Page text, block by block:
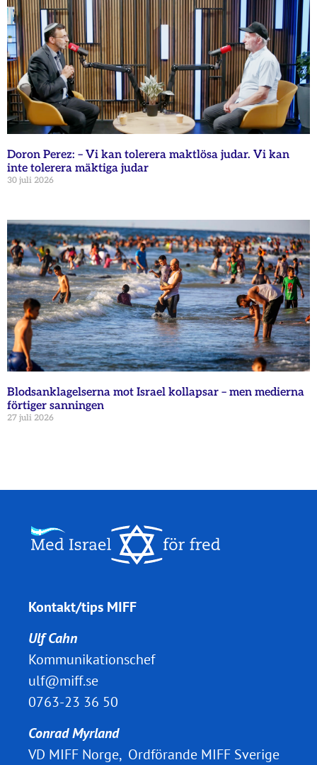
Doron Perez: – Vi kan tolerera maktlösa judar. Vi kan
inte tolerera mäktiga judar
30 juli 2026
Blodsanklagelserna mot Israel kollapsar – men medierna
förtiger sanningen
27 juli 2026
Kontakt/tips MIFF
Ulf Cahn
Kommunikationschef
ulf@miff.se
0763-23 36 50
Conrad Myrland
VD MIFF Norge, Ordförande MIFF Sverige